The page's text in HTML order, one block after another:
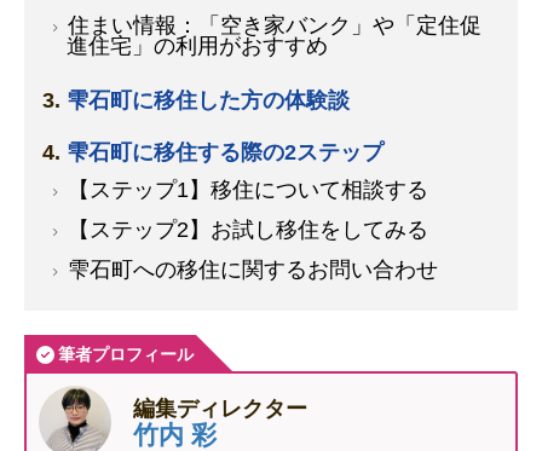
住まい情報：「空き家バンク」や「定住促
進住宅」の利用がおすすめ
雫石町に移住した方の体験談
雫石町に移住する際の2ステップ
【ステップ1】移住について相談する
【ステップ2】お試し移住をしてみる
雫石町への移住に関するお問い合わせ
筆者プロフィール
編集ディレクター
竹内 彩